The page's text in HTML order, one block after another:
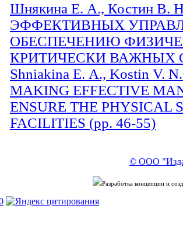
Шнякина Е. А., Костин
ЭФФЕКТИВНЫХ
ОБЕСПЕЧЕНИЮ
КРИТИЧЕСКИ ВАЖНЫХ
Shniakina Е. А., Kostin V.
MAKING EFFECTIVE
ENSURE THE PHYSICAL
FACILITIES (рр. 46-55)
© ООО
Разработка концепции и